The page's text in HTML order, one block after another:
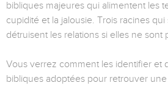
bibliques majeures qui alimentent les
cupidité et la jalousie. Trois racines
détruisent les relations si elles ne sont
Vous verrez comment les identifier et
bibliques adoptées pour retrouver